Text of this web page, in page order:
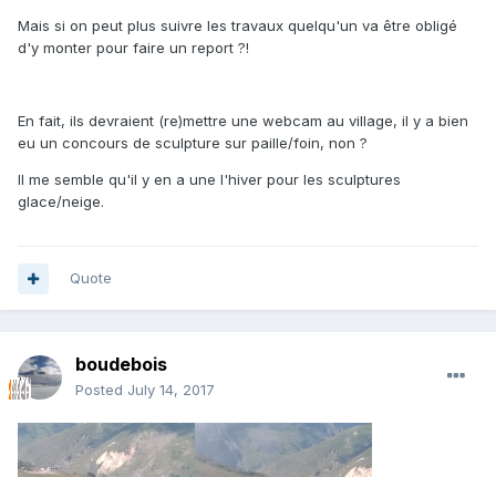
Mais si on peut plus suivre les travaux quelqu'un va être obligé
d'y monter pour faire un report ?!
En fait, ils devraient (re)mettre une webcam au village, il y a bien
eu un concours de sculpture sur paille/foin, non ?
Il me semble qu'il y en a une l'hiver pour les sculptures
glace/neige.
Quote
boudebois
Posted July 14, 2017